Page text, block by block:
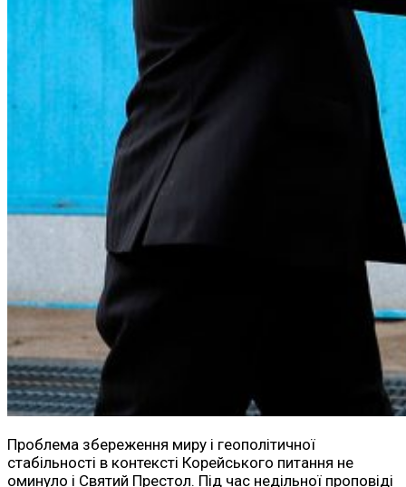
Проблема збереження миру і геополітичної
стабільності в контексті Корейського питання не
оминуло і Святий Престол. Під час недільної проповіді